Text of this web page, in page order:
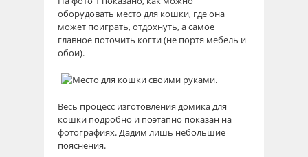
оборудовать место для кошки, где она
может поиграть, отдохнуть, а самое
главное поточить когти (не портя мебель и
обои).
Весь процесс изготовления домика для
кошки подробно и поэтапно показан на
фотографиях. Дадим лишь небольшие
пояснения.